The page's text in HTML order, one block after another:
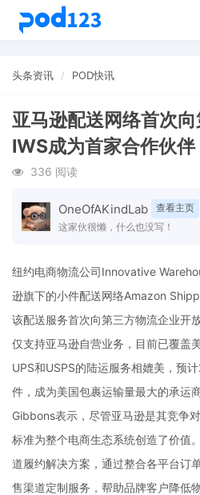
头条资讯 POD快讯
亚马逊配送网络首次向
IWS成为首家合作伙伴
336 阅读
OneOfAKindLab
查看主页
这家伙很懒，什么也没写！
纽约电商物流公司Innovative
逊旗下的小件配送网络Amazon
该配送服务首次向第三方物流企业开
仅支持亚马逊自营业务，目前已覆盖
UPS和USPS的陆运服务相媲美，预
件，成为美国包裹运输量最大的承运
Gibbons表示，尽管亚马逊是其竞争
标准为整个电商生态系统创造了价值
道履约解决方案，通过整合各平台订
售渠道定制服务，帮助品牌客户降低